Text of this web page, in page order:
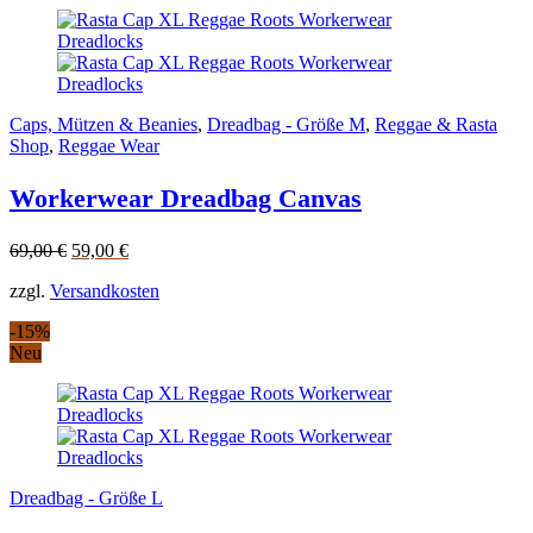
Caps, Mützen & Beanies, Dreadbag - Größe M, Reggae & Rasta
Shop, Reggae Wear
Workerwear Dreadbag Canvas
69,00€ Original
was:
59,00 €Current
is:
zzgl. Versandkosten
-15%
Neu
Dreadbag - Größe L